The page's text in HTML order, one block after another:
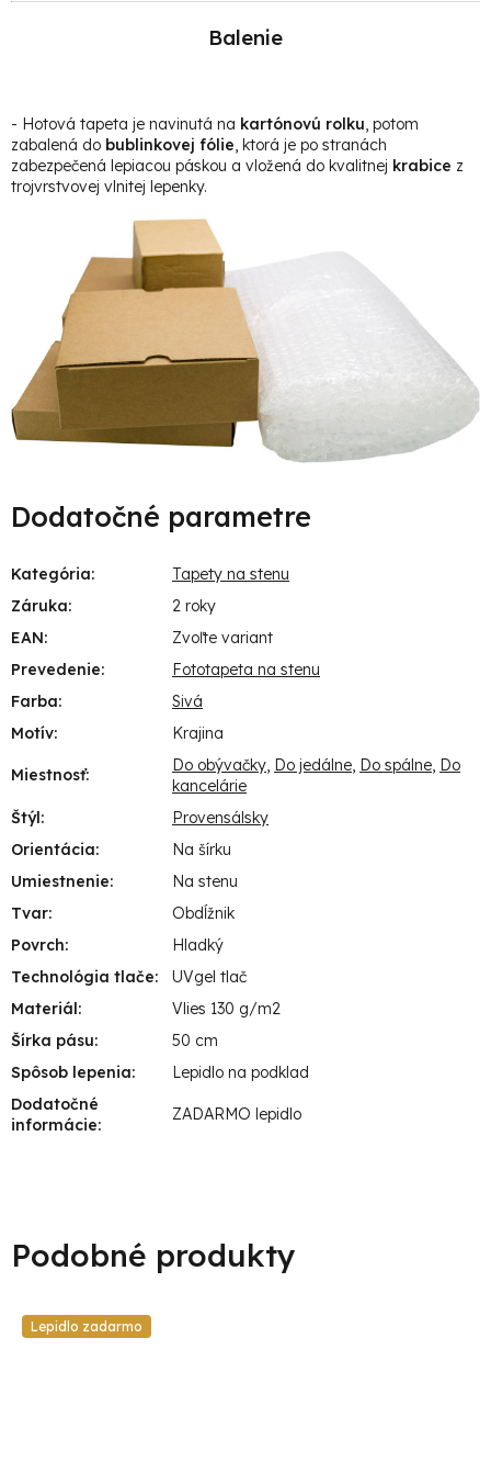
Balenie
- Hotová tapeta je navinutá na kartónovú rolku, potom
zabalená do bublinkovej fólie, ktorá je po stranách
zabezpečená lepiacou páskou a vložená do kvalitnej krabice z
trojvrstvovej vlnitej lepenky.
Dodatočné parametre
Kategória:
Tapety na stenu
Záruka:
2 roky
EAN:
Zvoľte variant
Prevedenie:
Fototapeta na stenu
Farba:
Sivá
Motív: Krajina
Miestnosť: Do obývačky, Do jedálne, Do spálne, Do
kancelárie
Štýl:
Provensálsky
Orientácia:
Na šírku
Umiestnenie:
Na stenu
Tvar:
Obdĺžnik
Povrch:
Hladký
Technológia tlače:
UVgel tlač
Materiál:
Vlies 130 g/m2
Šírka pásu:
50 cm
Spôsob lepenia:
Lepidlo na podklad
Dodatočné
informácie:
ZADARMO lepidlo
Lepidlo zadarmo